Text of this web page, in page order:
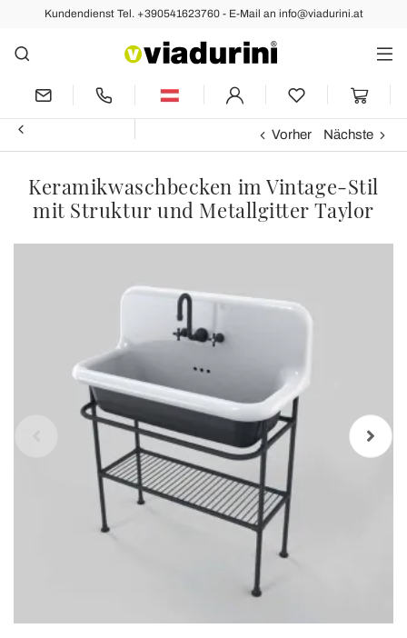
Kundendienst Tel. +390541623760 - E-Mail an info@viadurini.at
Vorher Nächste
Keramikwaschbecken im Vintage-Stil
mit Struktur und Metallgitter Taylor